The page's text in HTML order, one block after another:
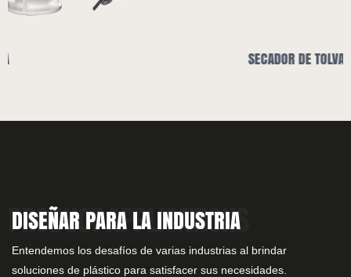
DISEÑAR PARA LA INDUSTRIA
Entendemos los desafíos de varias industrias al brindar
soluciones de plástico para satisfacer sus necesidades.